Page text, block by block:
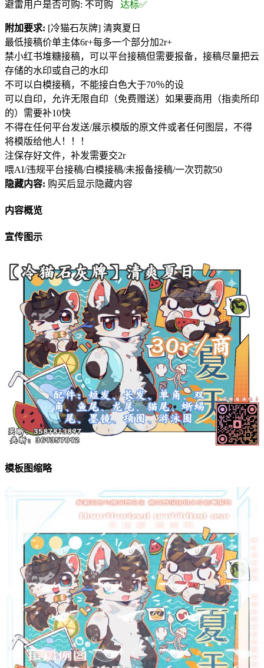
避雷用户是否可购: 不可购 达标✅
附加要求: [冷猫石灰牌] 清爽夏日
最低接稿价单主体6r+每多一个部分加2r+
禁小红书堆糖接稿，可以平台接稿但需要报备，接稿尽量把云
存储的水印或自己的水印
不可以白模接稿，不能接白色大于70％的设
可以自印，允许无限自印（免费赠送）如果要商用（指卖所印
的）需要补10快
不得在任何平台发送/展示模版的原文件或者任何图层，不得
将模版给他人！！！
注保存好文件，补发需要交2r
喂AI/违规平台接稿/白模接稿/未报备接稿/一次罚款50
隐藏内容: 购买后显示隐藏内容
内容概览
宣传图示
模板图缩略